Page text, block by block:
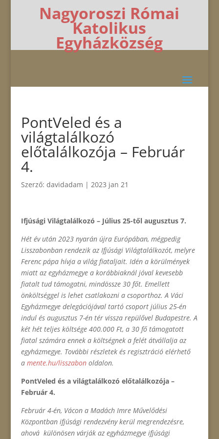
Nagyoroszi Római
Katolikus
Egyházközség
PontVeled és a
világtalálkozó
előtalálkozója – Február
4.
Szerző: davidadam | 2023 jan 21
Ifjúsági Világtalálkozó – Július 25-től augusztus 7.
Hét év után 2023 nyarán újra Európában, mégpedig
Lisszabonban rendezik az Ifjúsági Világtalálkozót, melyre
Ferenc pápa hívja a világ fiataljait. Idén a körülmények
miatt az egyházmegye a korábbiaknál jóval kevesebb
fiatalt tud támogatni, mindössze 30 főt. Emellett
önköltséggel is lehet csatlakozni a csoporthoz. A Váci
Egyházmegye delegációjával tartó csoport július 25-én
indul és augusztus 7-én tér vissza repülővel Budapestre. A
két hét teljes költsége 400.000 Ft, a 30 fő támogatott
fiatal számára ennek a költségnek a felét átvállalja az
egyházmegye. További részletek és regisztráció elérhető
a mente.hu/lisszabonoldalon.
PontVeled és a világtalálkozó előtalálkozója –
Február 4.
Február 4-én, Vácon a Madách Imre Művelődési
Központban ifjúsági rendezvény kerül megrendezésre,
ahová különösen várják az egyházmegye ifjúsági